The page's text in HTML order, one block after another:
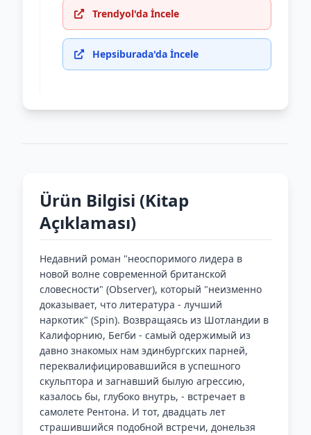
Trendyol'da İncele
Hepsiburada'da İncele
Ürün Bilgisi (Kitap
Açıklaması)
Недавний роман "неоспоримого лидера в
новой волне современной британской
словесности" (Observer), который "неизменно
доказывает, что литература - лучший
наркотик" (Spin). Возвращаясь из Шотландии в
Калифорнию, Бегби - самый одержимый из
давно знакомых нам эдинбургских парней,
переквалифицировавшийся в успешного
скульптора и загнавший былую агрессию,
казалось бы, глубоко внутрь, - встречает в
самолете Рентона. И тот, двадцать лет
страшившийся подобной встречи, донельзя